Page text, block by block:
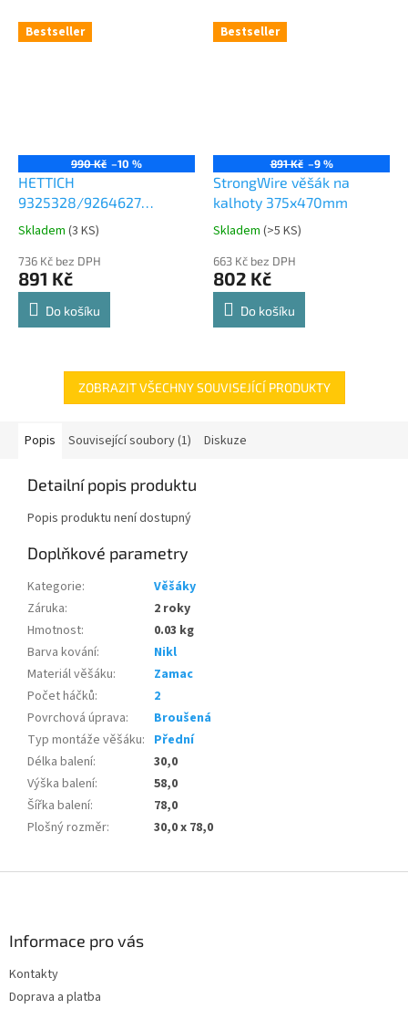
Bestseller
990 Kč –10 %
HETTICH
9325328/9264627
Comfort Spin 360° otočná
police 8kg
Průměrné
produktu
je
4,8
Skladem (3 KS)
736 Kč bez DPH
891 Kč
Do košíku
Bestseller
891 Kč –9 %
StrongWire věšák na
kalhoty 375x470mm
Průměrné
produktu
je
4,8
Skladem (>5 KS)
663 Kč bez DPH
802 Kč
Do košíku
ZOBRAZIT VŠECHNY SOUVISEJÍCÍ PRODUKTY
Popis Související soubory (1) Diskuze
Detailní popis produktu
Popis produktu není dostupný
Doplňkové parametry
Kategorie:
Věšáky
Záruka:
2 roky
Hmotnost:
0.03 kg
Barva kování:
Nikl
Materiál věšáku:
Zamac
Počet háčků:
2
Povrchová úprava:
Broušená
Typ montáže věšáku: Přední
Délka balení:
30,0
Výška balení:
58,0
Šířka balení:
78,0
Plošný rozměr: 30,0 x 78,0
Informace pro vás
Kontakty
Doprava a platba